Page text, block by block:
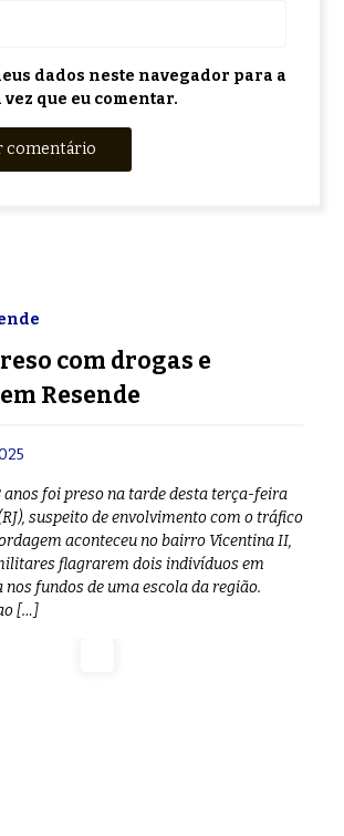
dados neste navegador para a
que eu comentar.
com drogas e
Resende
anos foi preso na tarde desta terça-feira
suspeito de envolvimento com o tráfico
aconteceu no bairro Vicentina II,
flagrarem dois indivíduos em
fundos de uma escola da região.
[…]